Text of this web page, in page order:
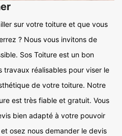
sur votre toiture et que vous
? Nous vous invitons de
Sos Toiture est un bon
réalisables pour viser le
de votre toiture. Notre
est très fiable et gratuit. Vous
bien adapté à votre pouvoir
osez nous demander le devis